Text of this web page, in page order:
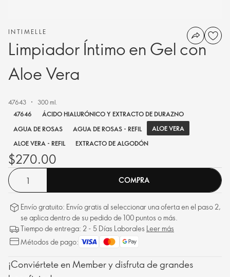
INTIMELLE
Limpiador Íntimo en Gel con
Aloe Vera
47643
300 ml.
47646
ÁCIDO HIALURÓNICO Y EXTRACTO DE DURAZNO
AGUA DE ROSAS
AGUA DE ROSAS - REFIL
ALOE VERA
ALOE VERA - REFIL
EXTRACTO DE ALGODÓN
$270.00
COMPRA
Envío gratuito: Envío gratis al seleccionar una oferta en el paso 2,
se aplica dentro de su pedido de 100 puntos o más.
Tiempo de entrega: 2 - 5 Días Laborales Leer más
Métodos de pago:
¡Conviértete en Member y disfruta de grandes